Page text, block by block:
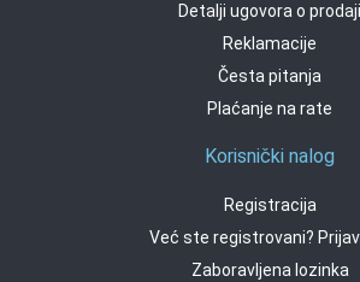
Detalji ugovora o prodaji
Reklamacije
Česta pitanja
Plaćanje na rate
Korisnički nalog
Registracija
Već ste registrovani?
Zaboravljena lozinka